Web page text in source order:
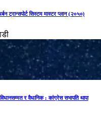
ट्रान्सपोर्ट सिस्टम मास्टर प्लान (२०५०)
र वैधानिक : कांग्रेस सभापति थापा